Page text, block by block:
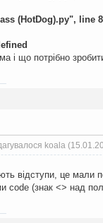
(HotDog).py", line
і що потрібно
koala
відступи, це мали
code (знак <> над